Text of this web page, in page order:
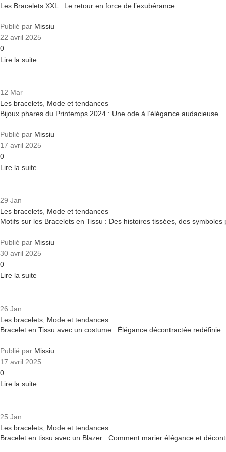
Les Bracelets XXL : Le retour en force de l’exubérance
Publié par Missiu
22 avril 2025
0
Lire la suite
12 Mar
Les bracelets Mode et tendances
Bijoux phares du Printemps 2024 : Une ode à l’élégance audacieuse
Publié par Missiu
17 avril 2025
0
Lire la suite
29 Jan
Les bracelets, Mode et tendances
Motifs sur les Bracelets en Tissu : Des histoires tissées, des symboles
Publié par Missiu
30 avril 2025
0
Lire la suite
26 Jan
Les bracelets Mode et tendances
Bracelet en Tissu avec un costume : Élégance décontractée redéfinie
Publié par Missiu
17 avril 2025
0
Lire la suite
25 Jan
Les bracelets Mode et tendances
Bracelet en tissu avec un Blazer : Comment marier élégance et